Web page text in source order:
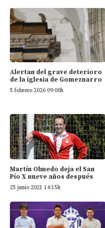
Alertan del grave deterioro
de la iglesia de Gomeznarro
5 febrero 2026 09:00h
Martín Olmedo deja el San
Pío X nueve años después
25 junio 2021 14:15h